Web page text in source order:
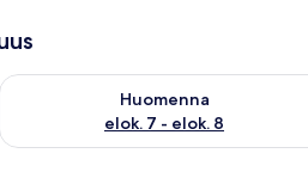
7
Huomenna
elok. 7 - elok. 8
Tarkista huomisen saatavuus elok. 7